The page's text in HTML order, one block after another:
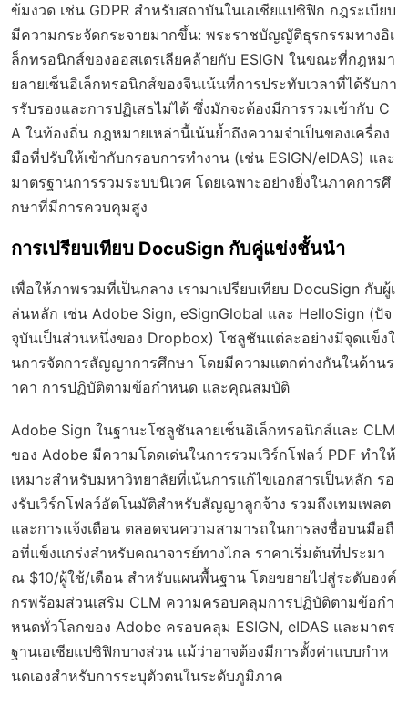
ข้มงวด เช่น GDPR สำหรับสถาบันในเอเชียแปซิฟิก กฎระเบียบ
มีความกระจัดกระจายมากขึ้น: พระราชบัญญัติธุรกรรมทางอิเ
ล็กทรอนิกส์ของออสเตรเลียคล้ายกับ ESIGN ในขณะที่กฎหมา
ยลายเซ็นอิเล็กทรอนิกส์ของจีนเน้นที่การประทับเวลาที่ได้รับกา
รรับรองและการปฏิเสธไม่ได้ ซึ่งมักจะต้องมีการรวมเข้ากับ C
A ในท้องถิ่น กฎหมายเหล่านี้เน้นย้ำถึงความจำเป็นของเครื่อง
มือที่ปรับให้เข้ากับกรอบการทำงาน (เช่น ESIGN/eIDAS) และ
มาตรฐานการรวมระบบนิเวศ โดยเฉพาะอย่างยิ่งในภาคการศึ
กษาที่มีการควบคุมสูง
การเปรียบเทียบ DocuSign กับคู่แข่งชั้นนำ
เพื่อให้ภาพรวมที่เป็นกลาง เรามาเปรียบเทียบ DocuSign กับผู้เ
ล่นหลัก เช่น Adobe Sign, eSignGlobal และ HelloSign (ปัจ
จุบันเป็นส่วนหนึ่งของ Dropbox) โซลูชันแต่ละอย่างมีจุดแข็งใ
นการจัดการสัญญาการศึกษา โดยมีความแตกต่างกันในด้านร
าคา การปฏิบัติตามข้อกำหนด และคุณสมบัติ
Adobe Sign ในฐานะโซลูชันลายเซ็นอิเล็กทรอนิกส์และ CLM
ของ Adobe มีความโดดเด่นในการรวมเวิร์กโฟลว์ PDF ทำให้
เหมาะสำหรับมหาวิทยาลัยที่เน้นการแก้ไขเอกสารเป็นหลัก รอ
งรับเวิร์กโฟลว์อัตโนมัติสำหรับสัญญาลูกจ้าง รวมถึงเทมเพลต
และการแจ้งเตือน ตลอดจนความสามารถในการลงชื่อบนมือถื
อที่แข็งแกร่งสำหรับคณาจารย์ทางไกล ราคาเริ่มต้นที่ประมา
ณ $10/ผู้ใช้/เดือน สำหรับแผนพื้นฐาน โดยขยายไปสู่ระดับองค์
กรพร้อมส่วนเสริม CLM ความครอบคลุมการปฏิบัติตามข้อกำ
หนดทั่วโลกของ Adobe ครอบคลุม ESIGN, eIDAS และมาตร
ฐานเอเชียแปซิฟิกบางส่วน แม้ว่าอาจต้องมีการตั้งค่าแบบกำห
นดเองสำหรับการระบุตัวตนในระดับภูมิภาค